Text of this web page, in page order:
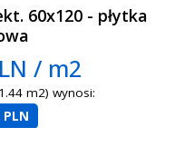
60x120 - płytka
/ m2
m2) wynosi:
PLN